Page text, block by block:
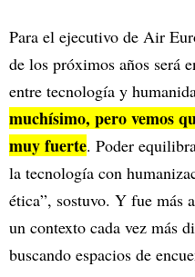
Para el ejecutivo de Air
de los próximos años será
entre tecnología y
muchísimo, pero vemos
muy fuerte. Poder
la tecnología con
ética”, sostuvo. Y fue más
un contexto cada vez más
buscando espacios de